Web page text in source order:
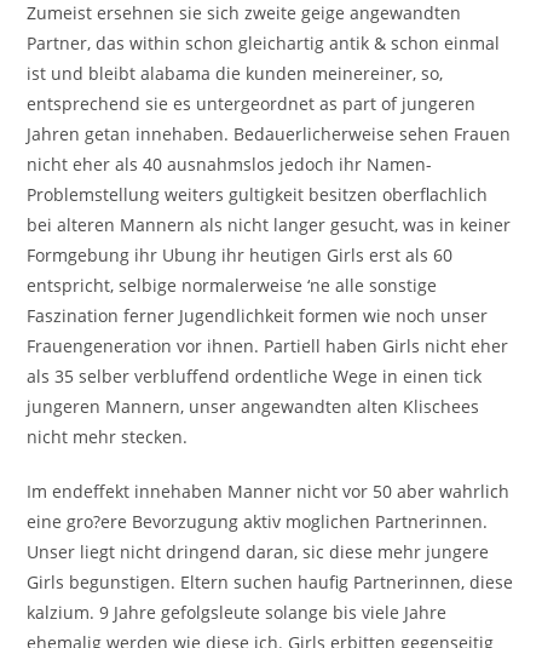
Zumeist ersehnen sie sich zweite geige angewandten
Partner, das within schon gleichartig antik & schon einmal
ist und bleibt alabama die kunden meinereiner, so,
entsprechend sie es untergeordnet as part of jungeren
Jahren getan innehaben. Bedauerlicherweise sehen Frauen
nicht eher als 40 ausnahmslos jedoch ihr Namen-
Problemstellung weiters gultigkeit besitzen oberflachlich
bei alteren Mannern als nicht langer gesucht, was in keiner
Formgebung ihr Ubung ihr heutigen Girls erst als 60
entspricht, selbige normalerweise ‘ne alle sonstige
Faszination ferner Jugendlichkeit formen wie noch unser
Frauengeneration vor ihnen. Partiell haben Girls nicht eher
als 35 selber verbluffend ordentliche Wege in einen tick
jungeren Mannern, unser angewandten alten Klischees
nicht mehr stecken.
Im endeffekt innehaben Manner nicht vor 50 aber wahrlich
eine gro?ere Bevorzugung aktiv moglichen Partnerinnen.
Unser liegt nicht dringend daran, sic diese mehr jungere
Girls begunstigen. Eltern suchen haufig Partnerinnen, diese
kalzium. 9 Jahre gefolgsleute solange bis viele Jahre
ehemalig werden wie diese ich. Girls erbitten gegenseitig